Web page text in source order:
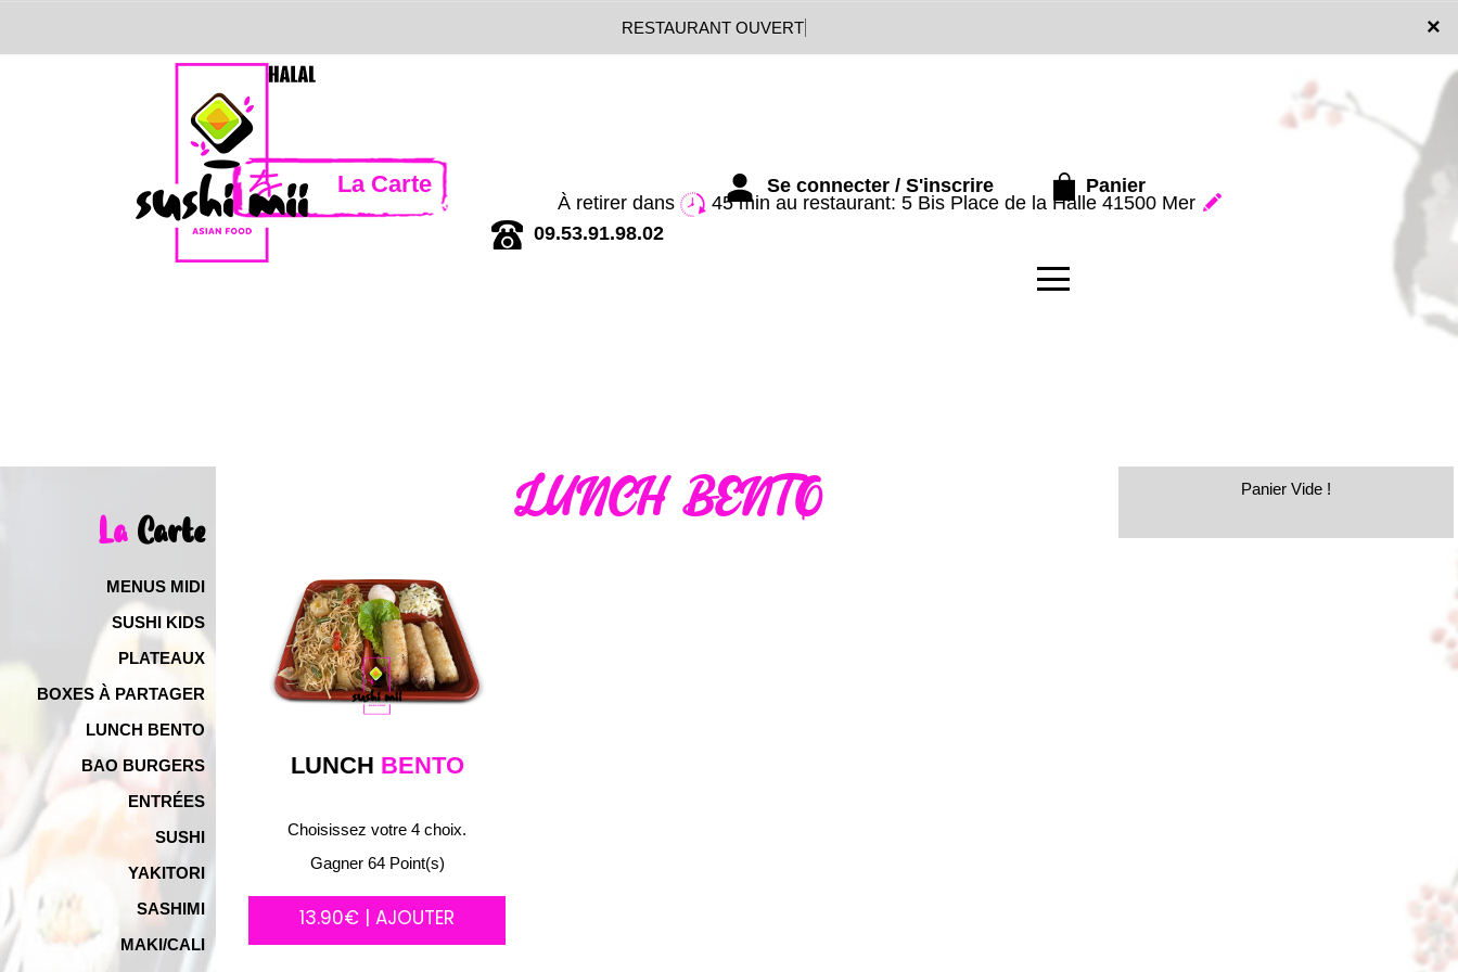
×
RESTAURANT OUVERT
À retirer dans 45 min au restaurant: 5 Bis Place de la Halle 41500 Mer
La Carte
09.53.91.98.02
Se connecter / S'inscrire Panier
x
La Carte
MENUS MIDI
SUSHI KIDS
PLATEAUX
BOXES À PARTAGER
LUNCH BENTO
BAO BURGERS
ENTRÉES
SUSHI
YAKITORI
SASHIMI
MAKI/CALI
LUNCH BENTO
LUNCH BENTO
Choisissez votre 4 choix.
Gagner 64 Point(s)
13.90€ | AJOUTER
Panier Vide !